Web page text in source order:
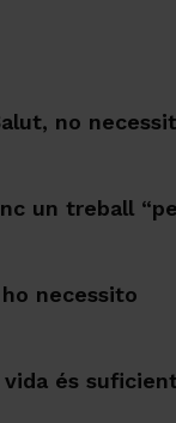
no
un treball
necessito
vida és